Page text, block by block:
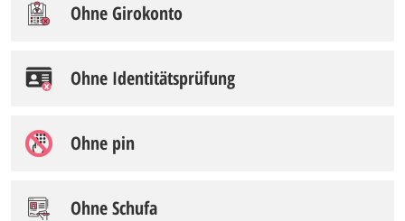
Ohne Girokonto
Ohne Identitätsprüfung
Ohne pin
Ohne Schufa